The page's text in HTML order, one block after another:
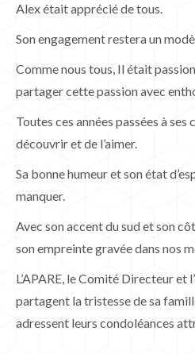
Alex était apprécié de tous.
Son engagement restera un
Comme nous tous, Il était
partager cette passion avec
Toutes ces années passées à
découvrir et de l’aimer.
Sa bonne humeur et son état
manquer.
Avec son accent du sud et son
son empreinte gravée dans nos
L’APARE, le Comité Directeur et
partagent la tristesse de sa
adressent leurs condoléances